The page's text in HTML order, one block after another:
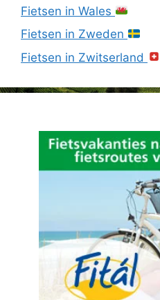
Fietsen in Wales
Fietsen in Zweden
Fietsen in Zwitserland